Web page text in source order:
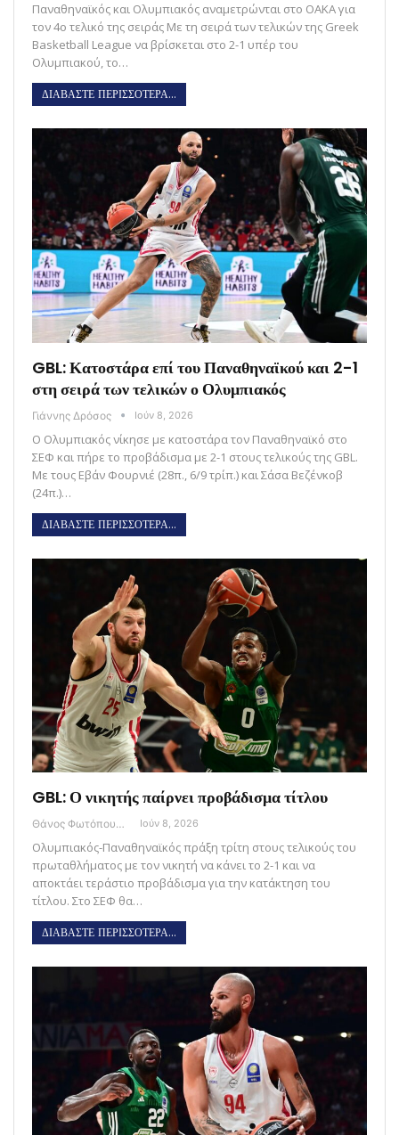
Παναθηναϊκός και Ολυμπιακός αναμετρώνται στο ΟΑΚΑ για
τον 4ο τελικό της σειράς Με τη σειρά των τελικών της Greek
Basketball League να βρίσκεται στο 2-1 υπέρ του
Ολυμπιακού, το…
ΔΙΑΒΑΣΤΕ ΠΕΡΙΣΣΟΤΕΡΑ...
GBL: Κατοστάρα επί του Παναθηναϊκού και 2-1
στη σειρά των τελικών ο Ολυμπιακός
Γιάννης Δρόσος Ιούν 8, 2026
Ο Ολυμπιακός νίκησε με κατοστάρα τον Παναθηναϊκό στο
ΣΕΦ και πήρε το προβάδισμα με 2-1 στους τελικούς της GBL.
Με τους Εβάν Φουρνιέ (28π., 6/9 τρίπ.) και Σάσα Βεζένκοβ
(24π.)…
ΔΙΑΒΑΣΤΕ ΠΕΡΙΣΣΟΤΕΡΑ...
GBL: Ο νικητής παίρνει προβάδισμα τίτλου
Θάνος Φωτόπουλος Ιούν 8, 2026
Ολυμπιακός-Παναθηναϊκός πράξη τρίτη στους τελικούς του
πρωταθλήματος με τον νικητή να κάνει το 2-1 και να
αποκτάει τεράστιο προβάδισμα για την κατάκτηση του
τίτλου. Στο ΣΕΦ θα…
ΔΙΑΒΑΣΤΕ ΠΕΡΙΣΣΟΤΕΡΑ...